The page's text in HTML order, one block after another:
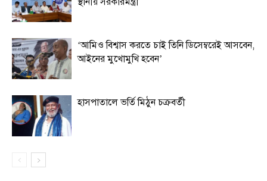
‘আমিও বিশ্বাস করতে চাই তিনি ডিসেম্বরেই আসবেন,
আইনের মুখোমুখি হবেন’
হাসপাতালে ভর্তি মিঠুন চক্রবর্তী